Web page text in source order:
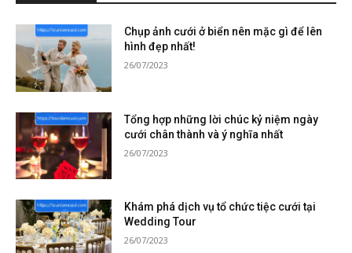
Chụp ảnh cưới ở biển nên mặc gì để lên
hình đẹp nhất!
26/07/2023
Tổng hợp những lời chúc kỷ niệm ngày
cưới chân thành và ý nghĩa nhất
26/07/2023
Khám phá dịch vụ tổ chức tiệc cưới tại
Wedding Tour
26/07/2023